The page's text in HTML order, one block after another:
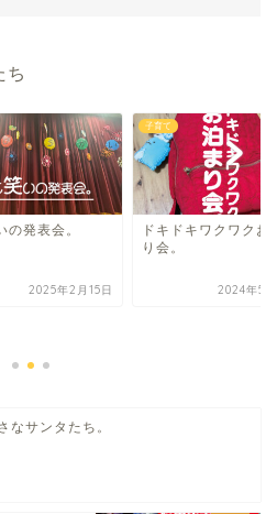
ち
の発表会。
2025年2月15日
子育て
ドキドキワクワクお
り会。
2024年5
なサンタたち。